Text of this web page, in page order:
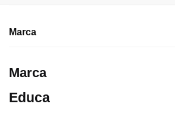
Marca
Marca
Educa